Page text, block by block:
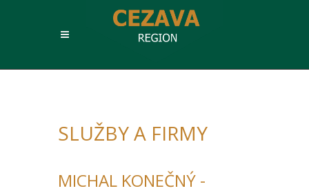
SLUŽBY A FIRMY
MICHAL KONEČNÝ -